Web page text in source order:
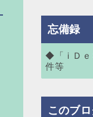
忘備録
◆「ｉＤｅ
件等
このブ